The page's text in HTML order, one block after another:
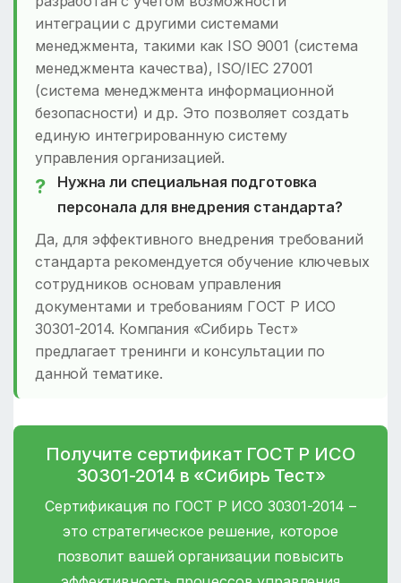
интеграции с другими системами
менеджмента, такими как ISO 9001 (система
менеджмента качества), ISO/IEC 27001
(система менеджмента информационной
безопасности) и др. Это позволяет создать
единую интегрированную систему
управления организацией.
Нужна ли специальная подготовка
персонала для внедрения стандарта?
Да, для эффективного внедрения требований
стандарта рекомендуется обучение ключевых
сотрудников основам управления
документами и требованиям ГОСТ Р ИСО
30301-2014. Компания «Сибирь Тест»
предлагает тренинги и консультации по
данной тематике.
Получите сертификат ГОСТ Р ИСО
30301-2014 в «Сибирь Тест»
Сертификация по ГОСТ Р ИСО 30301-2014 –
это стратегическое решение, которое
позволит вашей организации повысить